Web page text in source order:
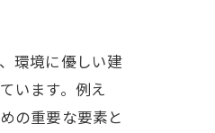
環境に優しい建
います。例え
の重要な要素と